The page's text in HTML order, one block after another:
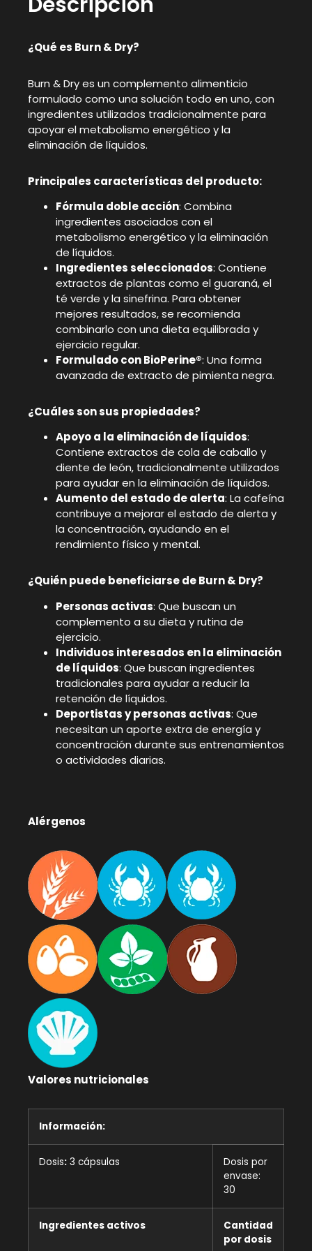
¿Qué es Burn & Dry?
Burn & Dry es un complemento alimenticio
formulado como una solución todo en uno, con
ingredientes utilizados tradicionalmente para
apoyar el metabolismo energético y la
eliminación de líquidos.
Principales características del producto:
Fórmula doble acción: Combina
ingredientes asociados con el
metabolismo energético y la eliminación
de líquidos.
Ingredientes seleccionados: Contiene
extractos de plantas como el guaraná, el
té verde y la sinefrina. Para obtener
mejores resultados, se recomienda
combinarlo con una dieta equilibrada y
ejercicio regular.
Formulado con BioPerine®: Una forma
avanzada de extracto de pimienta negra.
¿Cuáles son sus propiedades?
Apoyo a la eliminación de líquidos:
Contiene extractos de cola de caballo y
diente de león, tradicionalmente utilizados
para ayudar en la eliminación de líquidos.
Aumento del estado de alerta: La cafeína
contribuye a mejorar el estado de alerta y
la concentración, ayudando en el
rendimiento físico y mental.
¿Quién puede beneficiarse de Burn & Dry?
Personas activas: Que buscan un
complemento a su dieta y rutina de
ejercicio.
Individuos interesados en la eliminación
de líquidos: Que buscan ingredientes
tradicionales para ayudar a reducir la
retención de líquidos.
Deportistas y personas activas: Que
necesitan un aporte extra de energía y
concentración durante sus entrenamientos
o actividades diarias.
Alérgenos
Valores nutricionales
Información:
Dosis: 3 cápsulas
Dosis por
envase:
30
Ingredientes activos
Cantidad
por dosis